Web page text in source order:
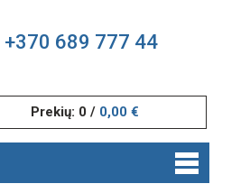
+370 689 777 44
Prekių: 0 / 0,00 €